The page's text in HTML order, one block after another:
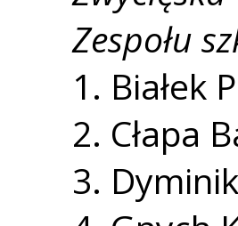
Zespołu
1. Białek
2. Cłapa
3.